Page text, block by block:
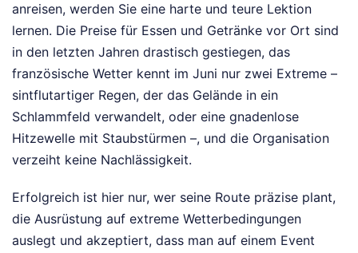
anreisen, werden Sie eine harte und teure Lektion
lernen. Die Preise für Essen und Getränke vor Ort sind
in den letzten Jahren drastisch gestiegen, das
französische Wetter kennt im Juni nur zwei Extreme –
sintflutartiger Regen, der das Gelände in ein
Schlammfeld verwandelt, oder eine gnadenlose
Hitzewelle mit Staubstürmen –, und die Organisation
verzeiht keine Nachlässigkeit.
Erfolgreich ist hier nur, wer seine Route präzise plant,
die Ausrüstung auf extreme Wetterbedingungen
auslegt und akzeptiert, dass man auf einem Event